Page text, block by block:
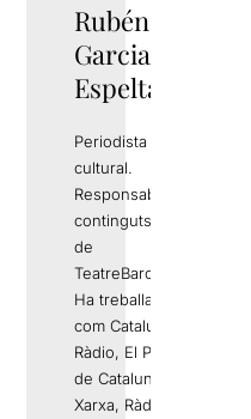
Rubén
Garcia
Espelta
Periodista i gestor
cultural.
Responsable de
continguts editorials
de
TeatreBarcelona.com
Ha treballat a mitjans
com Catalunya
Ràdio, El Periódico
de Catalunya, La
Xarxa, Ràdio 4 o